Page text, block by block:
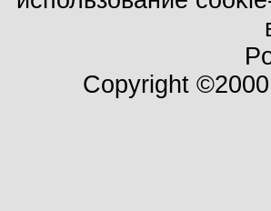
Copyright